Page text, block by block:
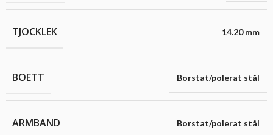
TJOCKLEK 14.20 mm
BOETT Borstat/polerat stål
ARMBAND Borstat/polerat stål